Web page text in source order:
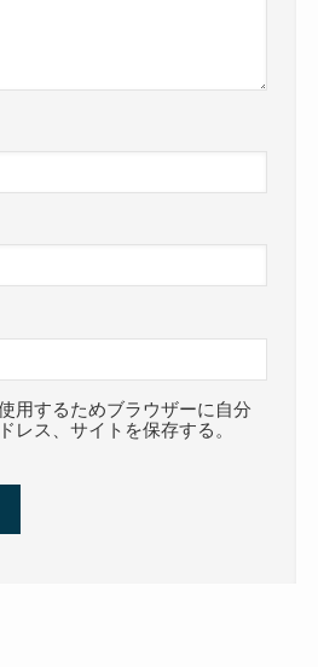
用するためブラウザーに自分
レス、サイトを保存する。